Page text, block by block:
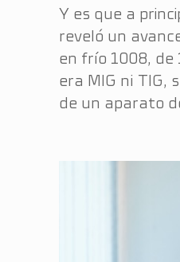
Y es que a
reveló un
en frío 1008, de
era MIG ni TIG,
de un aparato